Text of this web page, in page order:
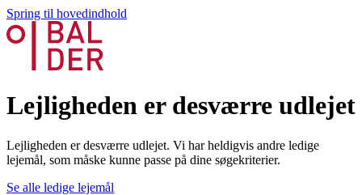
Spring til hovedindhold
Lejligheden er desværre udlejet
Lejligheden er desværre udlejet. Vi har heldigvis andre ledige
lejemål, som måske kunne passe på dine søgekriterier.
Se alle ledige lejemål